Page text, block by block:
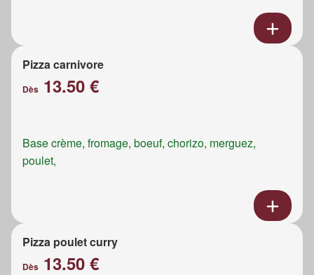
Pizza carnivore
Dès 13.50 €
Base crème, fromage, boeuf, chorizo, merguez,
poulet,
Pizza poulet curry
Dès 13.50 €